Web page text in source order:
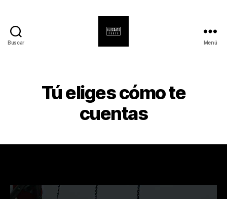
Buscar Menú
Tú eliges cómo te
cuentas